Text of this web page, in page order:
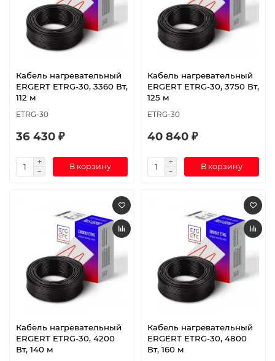
Кабель нагревательный
ERGERT ETRG-30, 3360 Вт,
112 м
ETRG-30
36 430 ₽
В корзину
Кабель нагревательный
ERGERT ETRG-30, 3750 Вт,
125 м
ETRG-30
40 840 ₽
В корзину
Кабель нагревательный
ERGERT ETRG-30, 4200
Вт, 140 м
Кабель нагревательный
ERGERT ETRG-30, 4800
Вт, 160 м